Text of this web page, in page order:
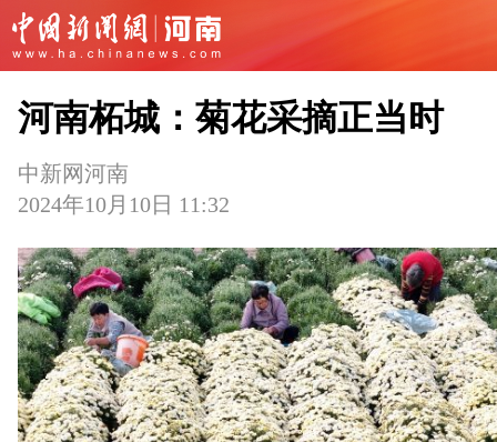
河南柘城：菊花采摘正当时
中新网河南
2024年10月10日 11:32